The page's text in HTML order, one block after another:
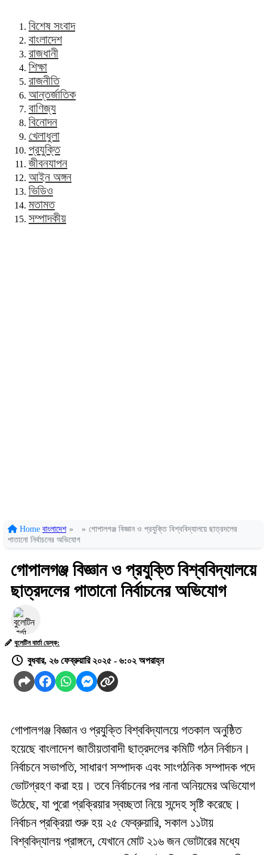
বিশেষ সংবাদ
বাংলাদেশ
রাজধানী
শিক্ষা
রাজনীতি
আন্তর্জাতিক
বাণিজ্য
বিনোদন
খেলাধুলা
প্রযুক্তি
জীবনযাপন
আইন অঙ্গন
ভিডিও
মতামত
সম্পাদকীয়
Home বাংলাদেশ » » গোপালগঞ্জ বিজ্ঞান ও প্রযুক্তি বিশ্ববিদ্যালয়ে ছাত্রদলের
পাতানো নির্বাচনের অভিযোগ
গোপালগঞ্জ বিজ্ঞান ও প্রযুক্তি বিশ্ববিদ্যালয়ে
ছাত্রদলের পাতানো নির্বাচনের অভিযোগ
বুলেটিন বার্তা ডেস্ক:
বুধবার, ২৬ ফেব্রুয়ারি ২০২৫ - ৬:০২ অপরাহ্ন
গোপালগঞ্জ বিজ্ঞান ও প্রযুক্তি বিশ্ববিদ্যালয়ে গতকাল অনুষ্ঠিত
হয়েছে বাংলাদেশ জাতীয়তাবাদী ছাত্রদলের কমিটি গঠন নির্বাচন।
নির্বাচনে সভাপতি, সাধারণ সম্পাদক এবং সাংগঠনিক সম্পাদক পদে
ভোটগ্রহণ করা হয়। তবে নির্বাচনের পর নানা অনিয়মের অভিযোগ
উঠেছে, যা পুরো প্রক্রিয়ার স্বচ্ছতা নিয়ে সন্দেহ সৃষ্টি করেছে।
নির্বাচন প্রক্রিয়া শুরু হয় ২৫ ফেব্রুয়ারি, সকাল ১১টায়
বিশ্ববিদ্যালয় প্রাঙ্গনে, যেখানে মোট ২১৬ জন ভোটারের মধ্যে